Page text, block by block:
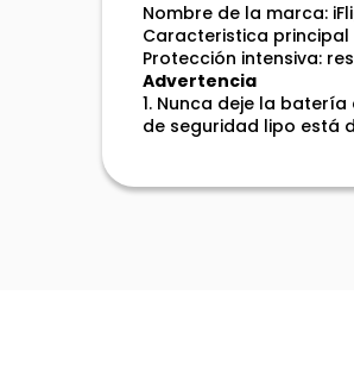
Nombre de la marca:
Caracteristica principal
Protección intensiva:
Advertencia
1. Nunca deje la
de seguridad lipo está